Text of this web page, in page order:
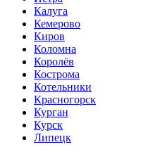
Калуга
Кемерово
Киров
Коломна
Королёв
Кострома
Котельники
Красногорск
Курган
Курск
Липецк